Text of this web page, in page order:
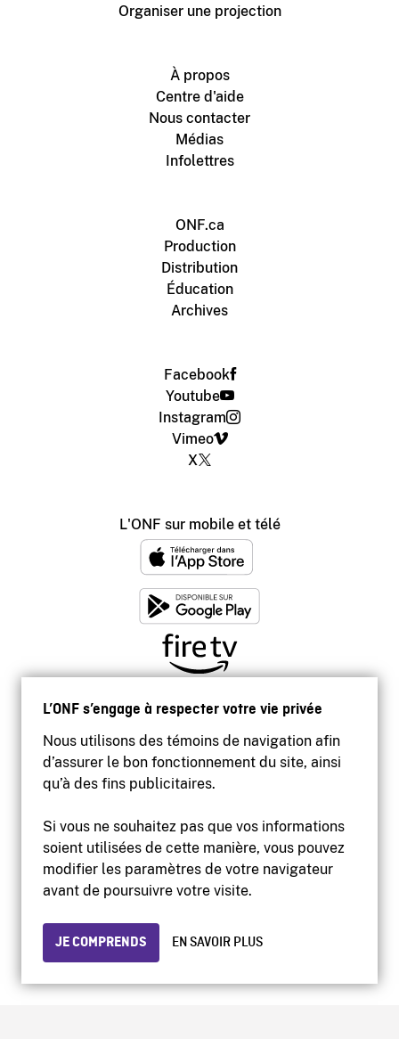
L’ONF s’engage à respecter votre vie privée
Nous utilisons des témoins de navigation afin
d’assurer le bon fonctionnement du site, ainsi
qu’à des fins publicitaires.
Si vous ne souhaitez pas que vos informations
soient utilisées de cette manière, vous pouvez
modifier les paramètres de votre navigateur
avant de poursuivre votre visite.
JE COMPRENDS EN SAVOIR PLUS
Organiser une projection
À propos
Centre d'aide
Nous contacter
Médias
Infolettres
ONF.ca
Production
Distribution
Éducation
Archives
Facebook
Youtube
Instagram
Vimeo
X
L'ONF sur mobile et télé
Accessibilité
Site institutionnel
Protection des renseignements personnels
© 2026 Office national du film du Canada